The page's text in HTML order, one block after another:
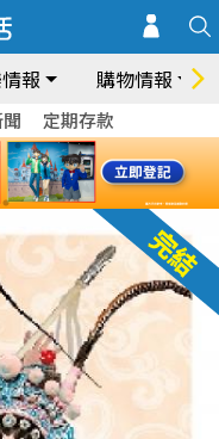
報 購物情報
定期存款